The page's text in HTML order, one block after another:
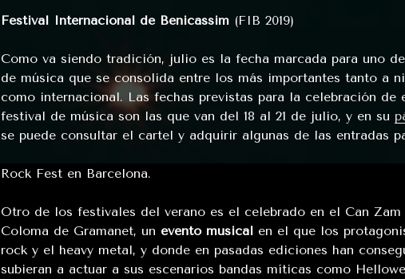
Festival Internacional de Benicassim (FIB 2019)
Como va siendo tradición, julio es la fecha marcada para uno
de música que se consolida entre los más importantes tanto a
como internacional. Las fechas previstas para la celebración de
festival de música son las que van del 18 al 21 de julio, y en su
se puede consultar el cartel y adquirir algunas de las entradas
Rock Fest en Barcelona.
Otro de los festivales del verano es el celebrado en el Can Zam
Coloma de Gramanet, un evento musical en el que los
rock y el heavy metal, y donde en pasadas ediciones han
subieran a actuar a sus escenarios bandas míticas como